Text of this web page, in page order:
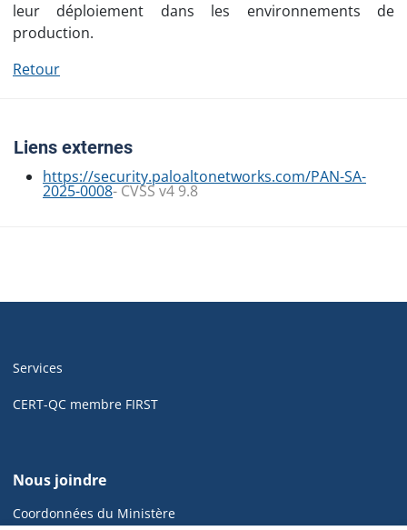
leur déploiement dans les environnements de
production.
Retour
Liens externes
https://security.paloaltonetworks.com/PAN-SA-
2025-0008- CVSS v4 9.8
de
pied
de
de
cyber.gouv.qc.ca
Services
CERT-QC membre FIRST
Nous joindre
Coordonnées du Ministère